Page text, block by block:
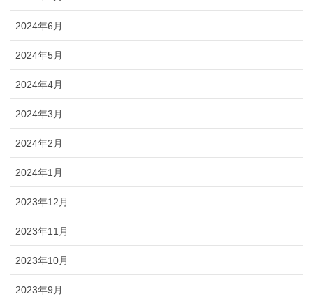
2024年6月
2024年5月
2024年4月
2024年3月
2024年2月
2024年1月
2023年12月
2023年11月
2023年10月
2023年9月